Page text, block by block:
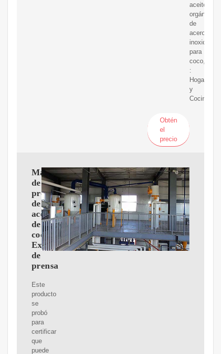
aceite
orgánico
de
acero
inoxidable
para
coco,
:
Hogar
y
Cocina
Obtén
el
precio
Máquina
de
prensa
de
aceite
de
cocina
Extractor
de
prensa
Este
producto
se
probó
para
certificar
que
puede